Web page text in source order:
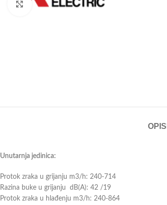
Kliknite za veću sliku
OPIS
Unutarnja jedinica:
Protok zraka u grijanju m3/h: 240-714
Razina buke u grijanju dB(A): 42 /19
Protok zraka u hlađenju m3/h: 240-864